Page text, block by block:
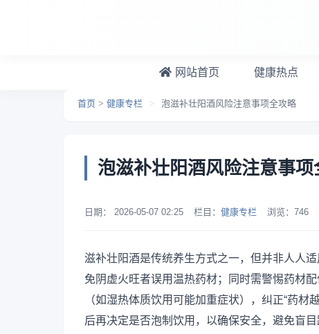
网站首页 健康热点
首页 > 健康专栏 > 泡滋补壮阳酒风险注意事项全攻略
泡滋补壮阳酒风险注意事项
日期： 2026-05-07 02:25 栏目： 健康专栏 浏览： 746
滋补壮阳酒是传统养生方式之一，但并非人人
免阴虚火旺者误用温热药材；同时需警惕药材
（如湿热体质饮用可能加重症状），纠正“药材
后再决定是否泡制饮用，以确保安全，避免盲目